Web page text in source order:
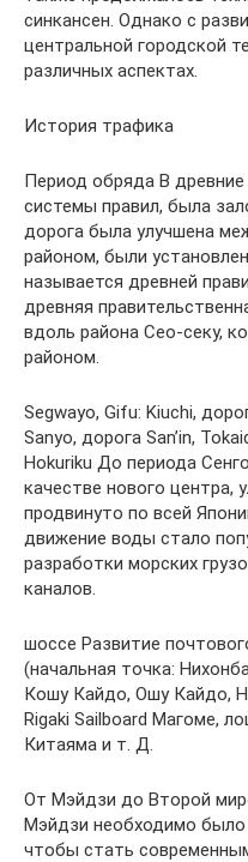
синкансен. Однако с
центральной городской
различных аспектах.
История трафика
Период обряда В древние
системы правил, была
дорога была улучшена
районом, были
называется древней
древняя
вдоль района Сео-секу,
районом.
Segwayo, Gifu: Kiuchi,
Sanyo, дорога San’in,
Hokuriku До периода
качестве нового центра,
продвинуто по всей
движение воды стало
разработки морских
каналов.
шоссе Развитие
(начальная точка:
Кошу Кайдо, Ошу Кайдо,
Rigaki Sailboard Магоме,
Китаяма и т. Д.
От Мэйдзи до Второй
Мэйдзи необходимо было
чтобы стать